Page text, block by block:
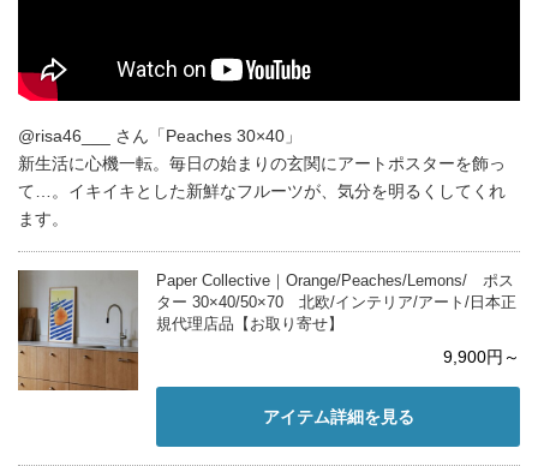
@risa46___ さん「Peaches 30×40」
新生活に心機一転。毎日の始まりの玄関にアートポスターを飾っ
て…。イキイキとした新鮮なフルーツが、気分を明るくしてくれ
ます。
Paper Collective｜Orange/Peaches/Lemons/ ポス
ター 30×40/50×70 北欧/インテリア/アート/日本正
規代理店品【お取り寄せ】
9,900円～
アイテム詳細を見る